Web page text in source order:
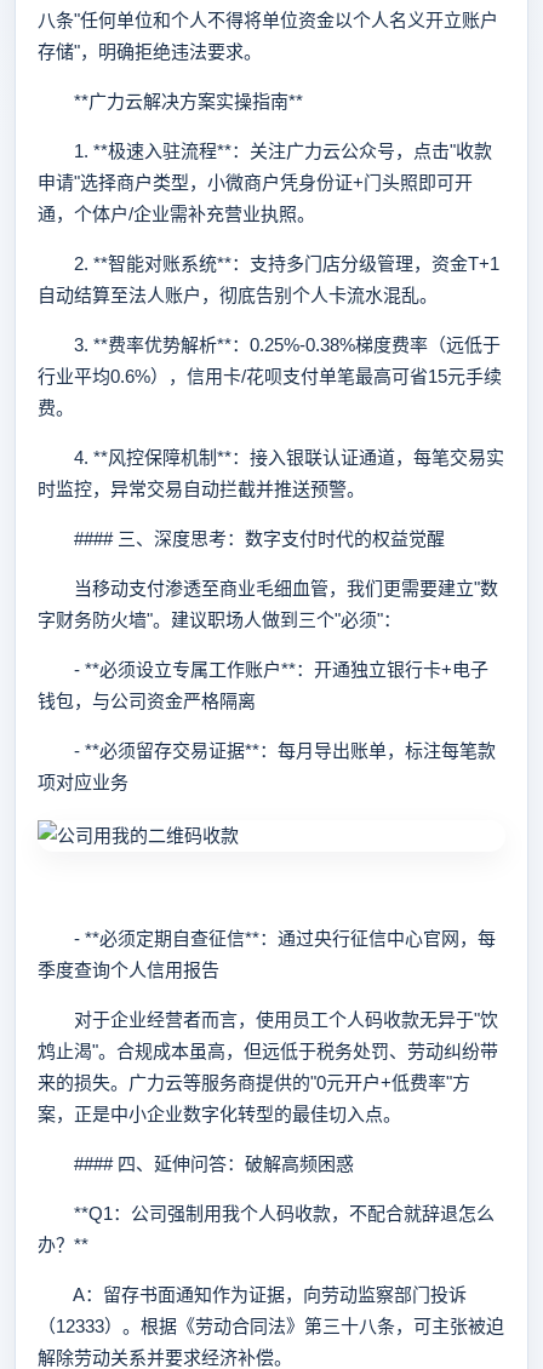
八条"任何单位和个人不得将单位资金以个人名义开立账户
存储"，明确拒绝违法要求。
**广力云解决方案实操指南**
1. **极速入驻流程**：关注广力云公众号，点击"收款
申请"选择商户类型，小微商户凭身份证+门头照即可开
通，个体户/企业需补充营业执照。
2. **智能对账系统**：支持多门店分级管理，资金T+1
自动结算至法人账户，彻底告别个人卡流水混乱。
3. **费率优势解析**：0.25%-0.38%梯度费率（远低于
行业平均0.6%），信用卡/花呗支付单笔最高可省15元手续
费。
4. **风控保障机制**：接入银联认证通道，每笔交易实
时监控，异常交易自动拦截并推送预警。
#### 三、深度思考：数字支付时代的权益觉醒
当移动支付渗透至商业毛细血管，我们更需要建立"数
字财务防火墙"。建议职场人做到三个"必须"：
- **必须设立专属工作账户**：开通独立银行卡+电子
钱包，与公司资金严格隔离
- **必须留存交易证据**：每月导出账单，标注每笔款
项对应业务
- **必须定期自查征信**：通过央行征信中心官网，每
季度查询个人信用报告
对于企业经营者而言，使用员工个人码收款无异于"饮
鸩止渴"。合规成本虽高，但远低于税务处罚、劳动纠纷带
来的损失。广力云等服务商提供的"0元开户+低费率"方
案，正是中小企业数字化转型的最佳切入点。
#### 四、延伸问答：破解高频困惑
**Q1：公司强制用我个人码收款，不配合就辞退怎么
办？**
A：留存书面通知作为证据，向劳动监察部门投诉
（12333）。根据《劳动合同法》第三十八条，可主张被迫
解除劳动关系并要求经济补偿。